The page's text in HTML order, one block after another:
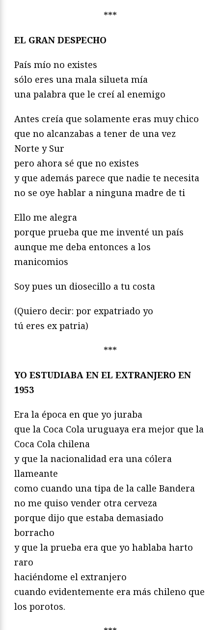
***
EL GRAN DESPECHO
País mío no existes
sólo eres una mala silueta mía
una palabra que le creí al enemigo
Antes creía que solamente eras muy chico
que no alcanzabas a tener de una vez
Norte y Sur
pero ahora sé que no existes
y que además parece que nadie te necesita
no se oye hablar a ninguna madre de ti
Ello me alegra
porque prueba que me inventé un país
aunque me deba entonces a los
manicomios
Soy pues un diosecillo a tu costa
(Quiero decir: por expatriado yo
tú eres ex patria)
***
YO ESTUDIABA EN EL EXTRANJERO EN
1953
Era la época en que yo juraba
que la Coca Cola uruguaya era mejor que la
Coca Cola chilena
y que la nacionalidad era una cólera
llameante
como cuando una tipa de la calle Bandera
no me quiso vender otra cerveza
porque dijo que estaba demasiado
borracho
y que la prueba era que yo hablaba harto
raro
haciéndome el extranjero
cuando evidentemente era más chileno que
los porotos.